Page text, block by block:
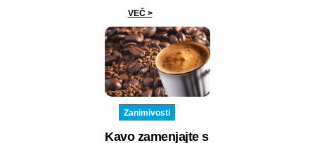
VEČ >
Zanimivosti
Kavo zamenjajte s